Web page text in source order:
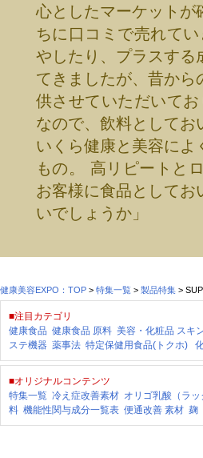
心としたマーケットが
ちに口コミで売れて
やしたり、プラスする
てきましたが、昔か
供させていただいて
なので、飲料として
いくら健康と美容に
もの。 高リピートと
お客様に食品として
いでしょうか」
健康美容EXPO：TOP > 特集一覧 > 製品特集 >
■注目カテゴリ
健康食品 健康食品 原料 美容・化粧品 スキ
ステ機器 薬事法 特定保健用食品(トクホ)
■オリジナルコンテンツ
特集一覧 冷え症改善素材 オリゴ乳酸（ラッ
料 機能性関与成分一覧表 便通改善 素材 麹